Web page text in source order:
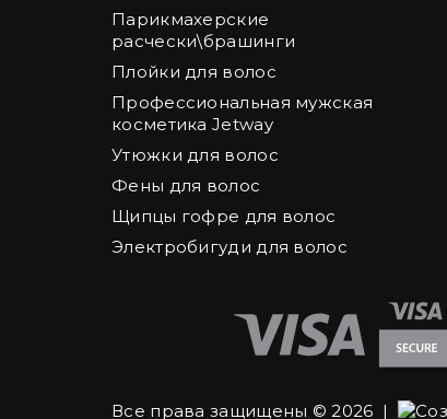
Парикмахерские
расчески\брашинги
Плойки для волос
Профессиональная мужская
косметика Jetway
Утюжки для волос
Фены для волос
Щипцы гофре для волос
Электробигуди для волос
Все права защищены © 2026 |